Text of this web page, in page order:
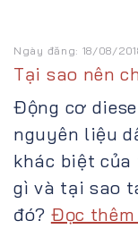
Ngày đăng: 18/08/
Tại sao nên
Động cơ
nguyên liệu
khác biệt
gì và tại sao
đó? Đọc thêm